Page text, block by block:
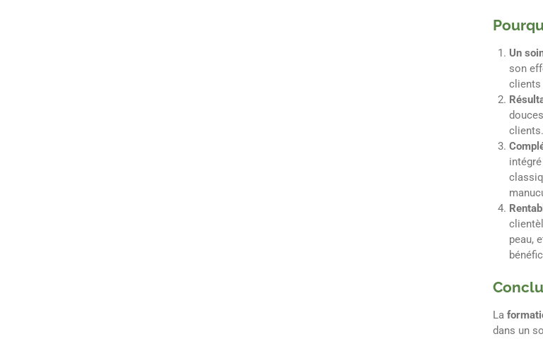
Un
son
clients
clients.
peau,
La
dans un